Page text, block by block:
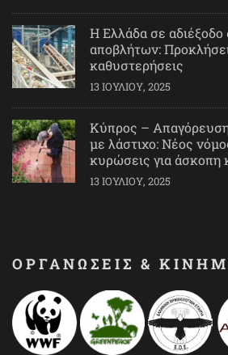
Η Ελλάδα σε αδιέξοδο
αποβλήτων:
καθυστερήσεις
13 ΙΟΥΛΊΟΥ, 2025
Κύπρος –
με λάστιχο: Νέος
κυρώσεις για άσκοπη
13 ΙΟΥΛΊΟΥ, 2025
ΟΡΓΑΝΩΣΕΙΣ &